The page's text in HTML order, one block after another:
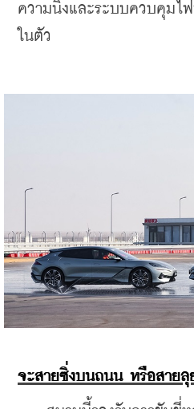
ความนิ่งและระบบควบคุมไ
ในตัว
จะสายซิ่งบนถนน หรือสาย